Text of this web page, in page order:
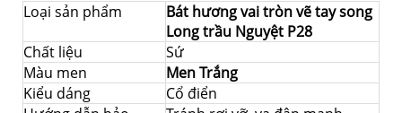
Loại sản phẩm
Bát hương vai tròn vẽ tay song
Long trầu Nguyệt P28
Chất liệu
Sứ
Màu men
Men Trắng
Kiểu dáng
Cổ điển